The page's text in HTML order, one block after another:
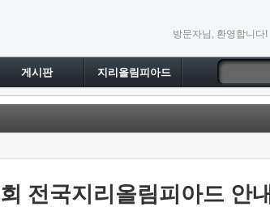
방문자님, 환영합니다!
게시판 지리올림피아드
회 전국지리올림피아드 안내